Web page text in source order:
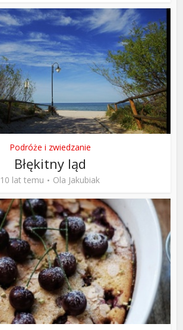
Podróże i zwiedzanie
Błękitny ląd
10 lat temu Ola Jakubiak